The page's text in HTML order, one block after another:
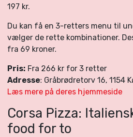
197 kr.
Du kan få en 3-retters menu til
vælger de rette kombinationer.
fra 69 kroner.
Pris: Fra 266 kr for 3 retter
Adresse: Gråbrødretorv 16, 1154
Læs mere på deres hjemmeside
Corsa Pizza:
food for to